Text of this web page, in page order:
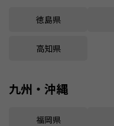
徳島県
高知県
九州・沖縄
福岡県